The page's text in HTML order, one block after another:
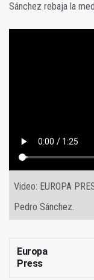
Sánchez rebaja la
Video: EUROPA
Pedro Sánchez.
Europa
Press